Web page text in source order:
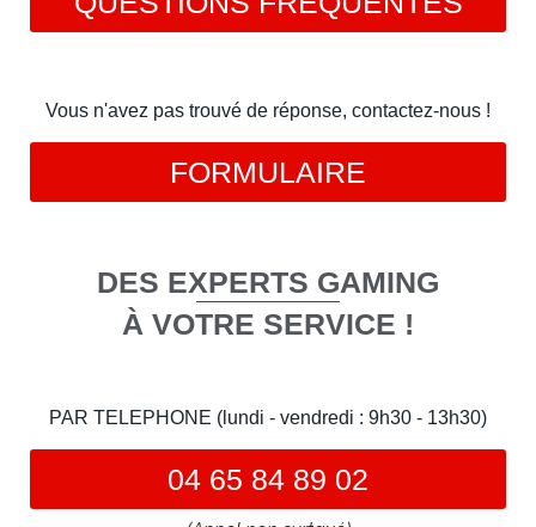
Vous n'avez pas trouvé de réponse, contactez-nous !
FORMULAIRE
DES EXPERTS GAMING
À VOTRE SERVICE !
PAR TELEPHONE (lundi - vendredi : 9h30 - 13h30)
04 65 84 89 02